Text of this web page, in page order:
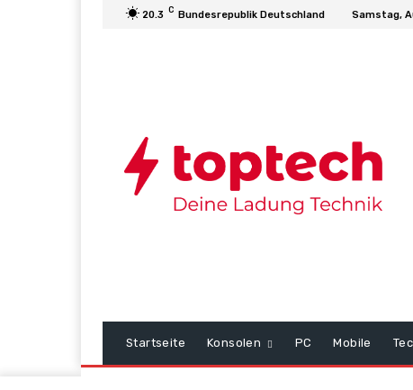
20.3 C Bundesrepublik Deutschland Samstag,
Startseite Konsolen PC Mobile